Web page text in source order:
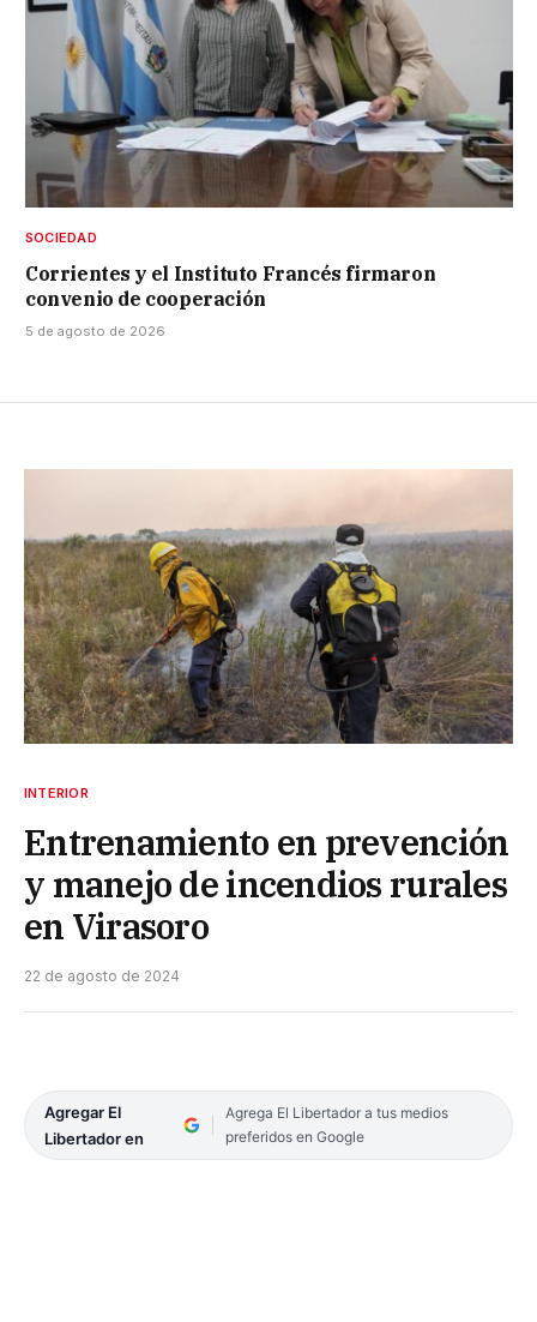
SOCIEDAD
Corrientes y el Instituto Francés firmaron
convenio de cooperación
5 de agosto de 2026
INTERIOR
Entrenamiento en prevención
y manejo de incendios rurales
en Virasoro
22 de agosto de 2024
Agregar El
Libertador en
Agrega El Libertador a tus medios
preferidos en Google